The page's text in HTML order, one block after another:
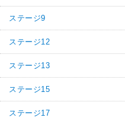
ステージ9
ステージ12
ステージ13
ステージ15
ステージ17